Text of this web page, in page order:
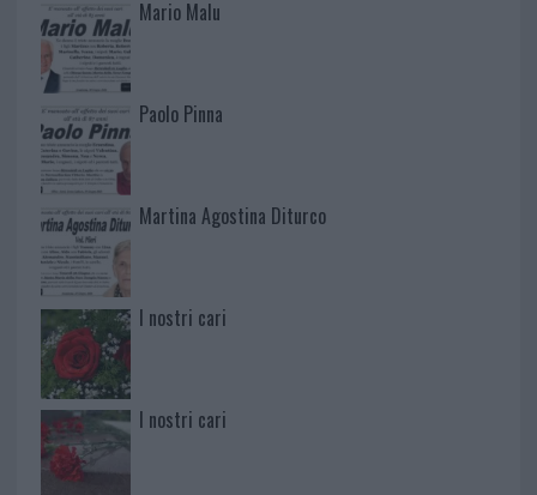
Mario Malu
Paolo Pinna
Martina Agostina Diturco
I nostri cari
I nostri cari